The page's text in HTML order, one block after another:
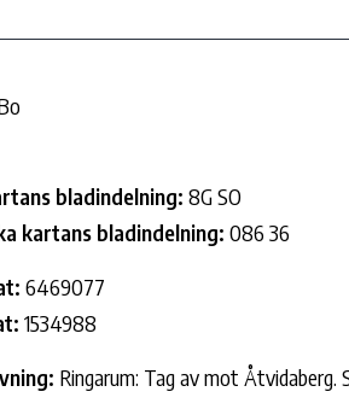
bladindelning: 8G SO
kartans bladindelning: 086 36
6469077
1534988
Ringarum: Tag av mot Åtvidaberg.